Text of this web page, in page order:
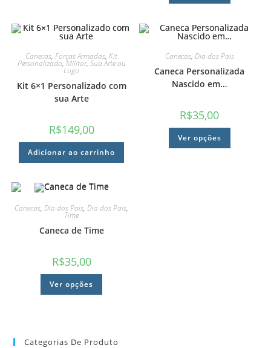
Canecas,Forças Armadas,Kit
Personalizado, Militar, Sua Arte ou
Logo
Kit 6×1 Personalizado com
sua Arte
R$149,00
Adicionar ao carrinho
Canecas, Dia dos Pais
Caneca Personalizada
Nascido em…
R$35,00
Ver opções
Canecas,Dia dos Pais,Dia dos Pais,
Time
Caneca de Time
R$35,00
Ver opções
Categorias De Produto